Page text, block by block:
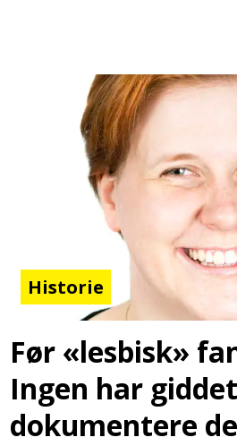
Historie
Før «lesbisk»
Ingen har
dokumentere